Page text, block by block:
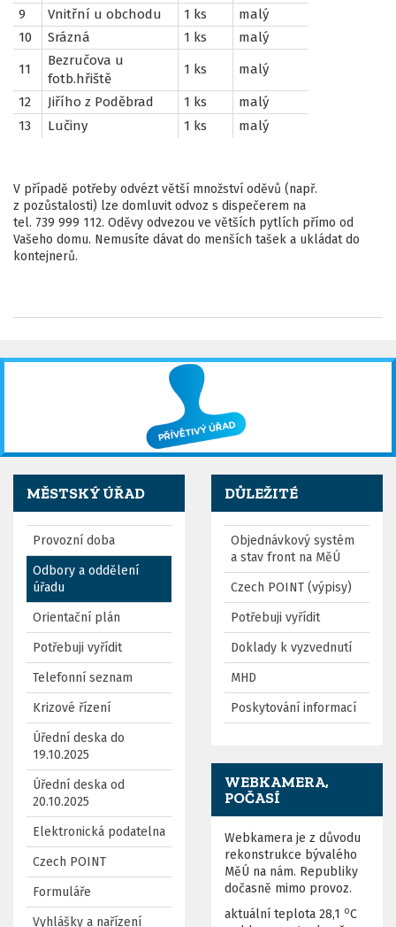
9
Vnitřní u obchodu 1 ks
malý
10
Srázná 1 ks
malý
11
Bezručova u
fotb.hřiště
1 ks malý
12 Jiřího z Poděbrad 1 ks
malý
13
Lučiny 1 ks malý
V případě potřeby odvézt větší množství oděvů (např.
z pozůstalosti) lze domluvit odvoz s dispečerem na
tel. 739 999 112. Oděvy odvezou ve větších pytlích přímo od
Vašeho domu. Nemusíte dávat do menších tašek a ukládat do
kontejnerů.
MĚSTSKÝ ÚŘAD
Provozní doba
Odbory a oddělení
úřadu
Orientační plán
Potřebuji vyřídit
Telefonní seznam
Krizové řízení
Úřední deska do
19.10.2025
Úřední deska od
20.10.2025
Elektronická podatelna
Czech POINT
Formuláře
Vyhlášky a nařízení
DŮLEŽITÉ
Objednávkový systém
a stav front na MěÚ
Czech POINT (výpisy)
Potřebuji vyřídit
Doklady k vyzvednutí
MHD
Poskytování informací
WEBKAMERA,
POČASÍ
Webkamera je z důvodu
rekonstrukce bývalého
MěÚ na nám. Republiky
dočasně mimo provoz.
aktuální teplota 28,1 oC